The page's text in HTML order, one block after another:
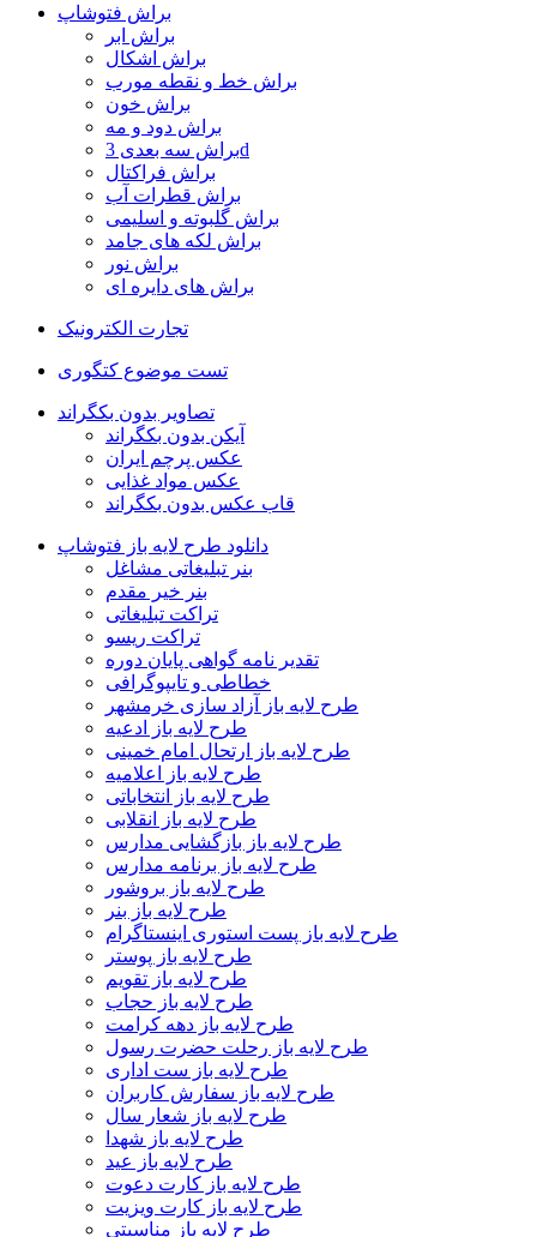
براش فتوشاپ
براش ابر
براش اشکال
براش خط و نقطه مورب
براش خون
براش دود و مه
براش سه بعدی 3d
براش فراکتال
براش قطرات آب
براش گلبوته و اسلیمی
براش لکه های جامد
براش نور
براش های دایره ای
تجارت الکترونیک
تست موضوع کتگوری
تصاویر بدون بکگراند
آیکن بدون بکگراند
عکس پرچم ایران
عکس مواد غذایی
قاب عکس بدون بکگراند
دانلود طرح لایه باز فتوشاپ
بنر تبلیغاتی مشاغل
بنر خیر مقدم
تراکت تبلیغاتی
تراکت ریسو
تقدیر نامه گواهی پایان دوره
خطاطی و تایپوگرافی
طرح لایه باز آزاد سازی خرمشهر
طرح لایه باز ادعیه
طرح لایه باز ارتحال امام خمینی
طرح لایه باز اعلامیه
طرح لایه باز انتخاباتی
طرح لایه باز انقلابی
طرح لایه باز بازگشایی مدارس
طرح لایه باز برنامه مدارس
طرح لایه باز بروشور
طرح لایه باز بنر
طرح لایه باز پست استوری اینستاگرام
طرح لایه باز پوستر
طرح لایه باز تقویم
طرح لایه باز حجاب
طرح لایه باز دهه کرامت
طرح لایه باز رحلت حضرت رسول
طرح لایه باز ست اداری
طرح لایه باز سفارش کاربران
طرح لایه باز شعار سال
طرح لایه باز شهدا
طرح لایه باز عید
طرح لایه باز کارت دعوت
طرح لایه باز کارت ویزیت
طرح لایه باز مناسبتی